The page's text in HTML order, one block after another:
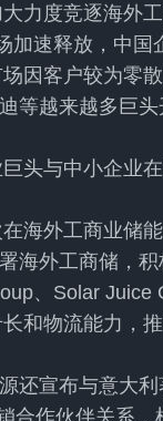
力度竞逐海外工
加速释放，中
因客户较为零
等越来越多巨
头与中小企业在
海外工商业储能
海外工商储，
、Solar
和物流能力，
还宣布与意大
合作伙伴关系